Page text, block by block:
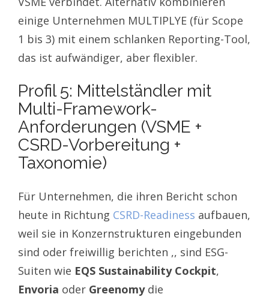
einige Unternehmen MULTIPLYE (für Scope
1 bis 3) mit einem schlanken Reporting-Tool,
das ist aufwändiger, aber flexibler.
Profil 5: Mittelständler mit
Multi-Framework-
Anforderungen (VSME +
CSRD-Vorbereitung +
Taxonomie)
Für Unternehmen, die ihren Bericht schon
heute in Richtung CSRD-Readiness aufbauen,
weil sie in Konzernstrukturen eingebunden
sind oder freiwillig berichten ,, sind ESG-
Suiten wie EQS Sustainability Cockpit,
Envoria oder Greenomydie